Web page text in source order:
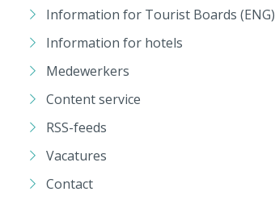
Information for Tourist Boards (ENG)
Information for hotels
Medewerkers
Content service
RSS-feeds
Vacatures
Contact